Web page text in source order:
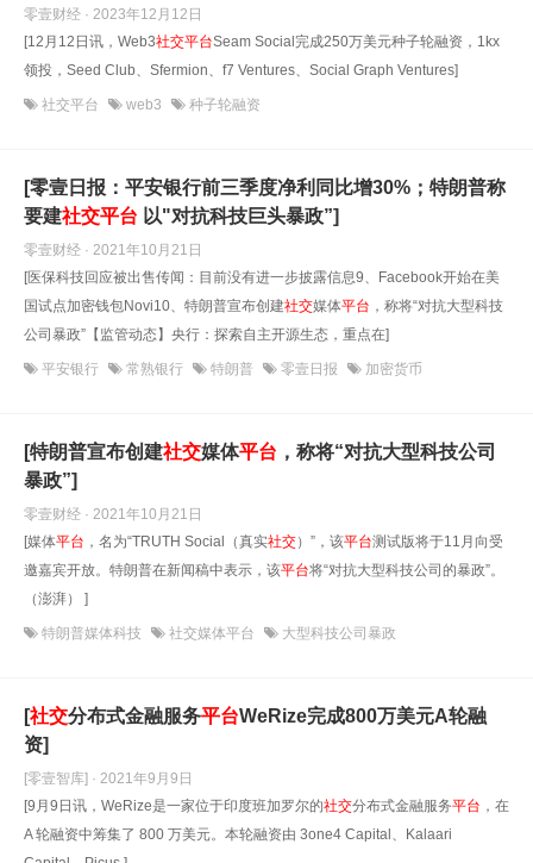
零壹财经 · 2023年12月12日
[12月12日讯，Web3社交平台Seam Social完成250万美元种子轮融资，1kx
领投，Seed Club、Sfermion、f7 Ventures、Social Graph Ventures]
社交平台 web3 种子轮融资
[零壹日报：平安银行前三季度净利同比增30%；特朗普称
要建社交平台 以"对抗科技巨头暴政”]
零壹财经 · 2021年10月21日
[医保科技回应被出售传闻：目前没有进一步披露信息9、Facebook开始在美
国试点加密钱包Novi10、特朗普宣布创建社交媒体平台 ，称将“对抗大型科技
公司暴政”【监管动态】央行：探索自主开源生态，重点在]
平安银行 常熟银行 特朗普 零壹日报 加密货币
[特朗普宣布创建社交媒体平台 ，称将“对抗大型科技公司
暴政”]
零壹财经 · 2021年10月21日
[媒体平台 ，名为“TRUTH Social（真实社交）”，该平台测试版将于11月向受
邀嘉宾开放。特朗普在新闻稿中表示，该平台将“对抗大型科技公司的暴政”。
（澎湃） ]
特朗普媒体科技 社交媒体平台 大型科技公司暴政
[社交分布式金融服务平台WeRize完成800万美元A轮融
资]
[零壹智库] · 2021年9月9日
[9月9日讯，WeRize是一家位于印度班加罗尔的社交分布式金融服务平台 ，在
A 轮融资中筹集了 800 万美元。本轮融资由 3one4 Capital、Kalaari